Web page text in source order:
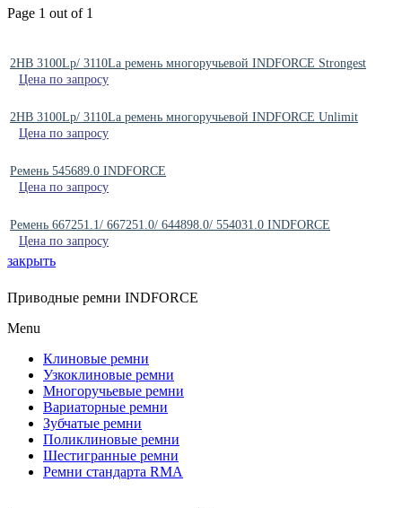
Page 1 out of 1
2HB 3100Lp/ 3110La ремень многоручьевой INDFORCE Strongest
Цена по запросу
2HB 3100Lp/ 3110La ремень многоручьевой INDFORCE Unlimit
Цена по запросу
Ремень 545689.0 INDFORCE
Цена по запросу
Ремень 667251.1/ 667251.0/ 644898.0/ 554031.0 INDFORCE
Цена по запросу
закрыть
Приводные ремни INDFORCE
Menu
Клиновые ремни
Узкоклиновые ремни
Многоручьевые ремни
Вариаторные ремни
Зубчатые ремни
Поликлиновые ремни
Шестигранные ремни
Ремни стандарта RMA